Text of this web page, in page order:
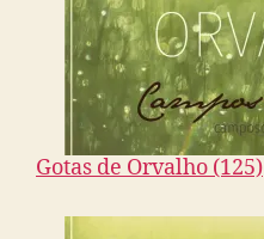
Gotas de Orvalho (125)